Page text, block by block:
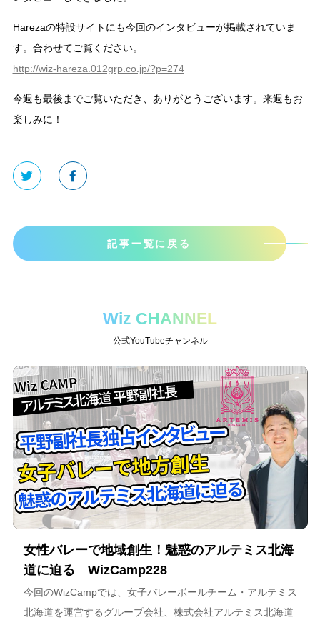
Harezaの特設サイトにも今回のインタビューが掲載されていま
す。合わせてご覧ください。
http://wiz-hareza.012grp.co.jp/?p=274
今週も最後までご覧いただき、ありがとうございます。来週もお
楽しみに！
記事一覧に戻る
Wiz CHANNEL
公式YouTubeチャンネル
女性バレーで地域創生！魅惑のアルテミス北海
道に迫る WizCamp228
今回のWizCampでは、女子バレーボールチーム・アルテミス
北海道を運営するグループ会社、株式会社アルテミス北海道